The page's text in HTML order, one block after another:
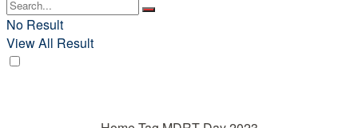
No Result
View All Result